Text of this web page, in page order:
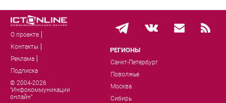
О проекте
Контакты
Реклама
Подписка
© 2004-2026
"Инфокоммуникации
онлайн"
РЕГИОНЫ
Санкт-Петербург
Поволжье
Москва
Сибирь